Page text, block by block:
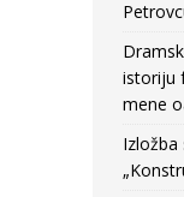
istoriju
mene
Izložba